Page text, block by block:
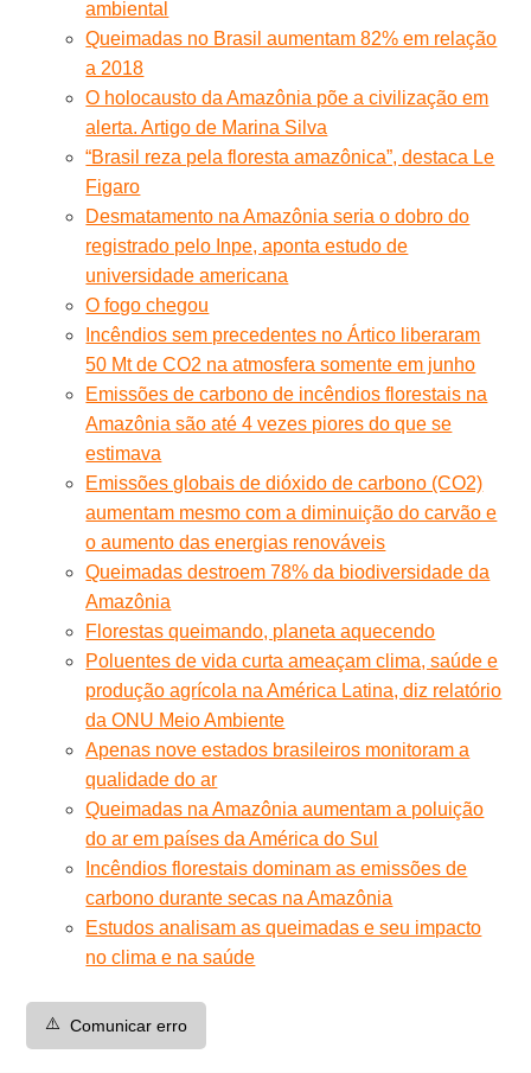
ambiental
Queimadas no Brasil aumentam 82% em relação
a 2018
O holocausto da Amazônia põe a civilização em
alerta. Artigo de Marina Silva
“Brasil reza pela floresta amazônica”, destaca Le
Figaro
Desmatamento na Amazônia seria o dobro do
registrado pelo Inpe, aponta estudo de
universidade americana
O fogo chegou
Incêndios sem precedentes no Ártico liberaram
50 Mt de CO2 na atmosfera somente em junho
Emissões de carbono de incêndios florestais na
Amazônia são até 4 vezes piores do que se
estimava
Emissões globais de dióxido de carbono (CO2)
aumentam mesmo com a diminuição do carvão e
o aumento das energias renováveis
Queimadas destroem 78% da biodiversidade da
Amazônia
Florestas queimando, planeta aquecendo
Poluentes de vida curta ameaçam clima, saúde e
produção agrícola na América Latina, diz relatório
da ONU Meio Ambiente
Apenas nove estados brasileiros monitoram a
qualidade do ar
Queimadas na Amazônia aumentam a poluição
do ar em países da América do Sul
Incêndios florestais dominam as emissões de
carbono durante secas na Amazônia
Estudos analisam as queimadas e seu impacto
no clima e na saúde
⚠️ Comunicar erro